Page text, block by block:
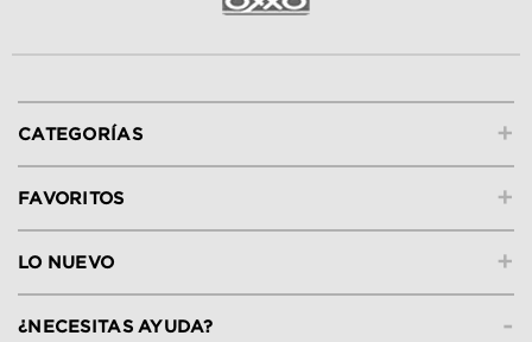
+
CATEGORÍAS
+
FAVORITOS
+
LO NUEVO
-
¿NECESITAS AYUDA?